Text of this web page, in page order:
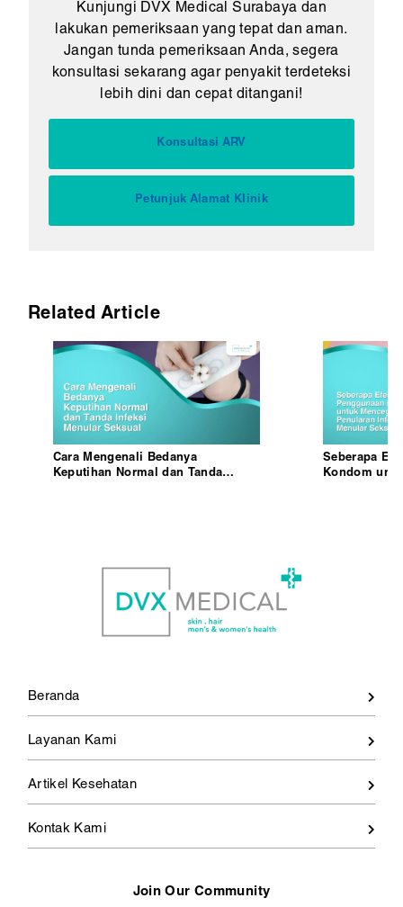
Kunjungi DVX Medical Surabaya dan
lakukan pemeriksaan yang tepat dan aman.
Jangan tunda pemeriksaan Anda, segera
konsultasi sekarang agar penyakit terdeteksi
lebih dini dan cepat ditangani!
Konsultasi ARV
Petunjuk Alamat Klinik
Related Article
Cara Mengenali Bedanya
Keputihan Normal dan Tanda
Seberapa
Kondom
Beranda
Layanan Kami
Artikel Kesehatan
Kontak Kami
Join Our Community